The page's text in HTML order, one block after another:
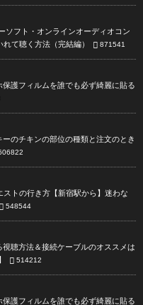
ソフト・オンラインオーディオコン
て聴く方法（完結編）
871541
護フィルムを誰でも必ず綺麗に貼る
のチキンの部位の種類と注文のとき
ストの行き方【新宿駅から】迷わな
548544
聴方法＆接続ケーブルのオススメは
514212
護フィルムを誰でも必ず綺麗に貼る